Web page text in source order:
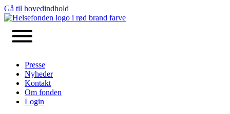
Gå til hovedindhold
Presse
Nyheder
Kontakt
Om fonden
Login